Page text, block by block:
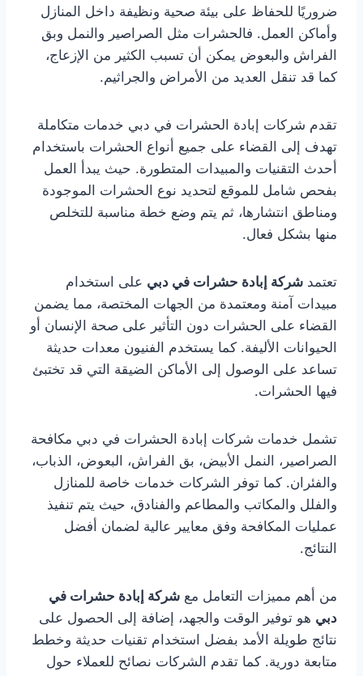
ضروريًا للحفاظ على بيئة صحية ونظيفة داخل المنازل
وأماكن العمل. فالحشرات مثل الصراصير والنمل وبق
الفراش والبعوض يمكن أن تسبب الكثير من الإزعاج،
كما قد تنقل العديد من الأمراض والجراثيم.
تقدم شركات إبادة الحشرات في دبي خدمات متكاملة
تهدف إلى القضاء على جميع أنواع الحشرات باستخدام
أحدث التقنيات والمبيدات المتطورة. حيث يبدأ العمل
بفحص شامل للموقع لتحديد نوع الحشرات الموجودة
ومناطق انتشارها، ثم يتم وضع خطة مناسبة للتخلص
منها بشكل فعال.
تعتمد شركة إبادة حشرات في دبي على استخدام
مبيدات آمنة ومعتمدة من الجهات المختصة، مما يضمن
القضاء على الحشرات دون التأثير على صحة الإنسان أو
الحيوانات الأليفة. كما يستخدم الفنيون معدات حديثة
تساعد على الوصول إلى الأماكن الضيقة التي قد تختبئ
فيها الحشرات.
تشمل خدمات شركات إبادة الحشرات في دبي مكافحة
الصراصير، النمل الأبيض، بق الفراش، البعوض، الذباب،
والفئران. كما توفر الشركات خدمات خاصة للمنازل
والفلل والمكاتب والمطاعم والفنادق، حيث يتم تنفيذ
عمليات المكافحة وفق معايير عالية لضمان أفضل
النتائج.
من أهم مميزات التعامل مع شركة إبادة حشرات في
دبي هو توفير الوقت والجهد، إضافة إلى الحصول على
نتائج طويلة الأمد بفضل استخدام تقنيات حديثة وخطط
متابعة دورية. كما تقدم الشركات نصائح للعملاء حول